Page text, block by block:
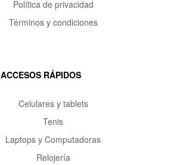
Política de privacidad
Términos y condiciones
ACCESOS RÁPIDOS
Celulares y tablets
Tenis
Laptops y Computadoras
Relojería